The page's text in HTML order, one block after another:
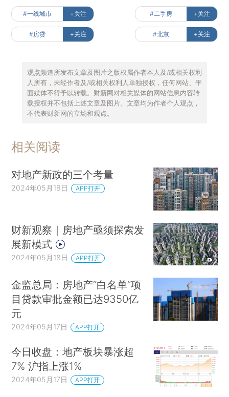
#一线城市 +关注 #二手房 +关注
#房贷 +关注 #北京 +关注
观点频道所发布文章及图片之版权属作者本人及/或相关权利
人所有，未经作者及/或相关权利人单独授权，任何网站、平
面媒体不得予以转载。财新网对相关媒体的网站信息内容转
载授权并不包括上述文章及图片。文章均为作者个人观点，
不代表财新网的立场和观点。
相关阅读
对地产新政的三个考量
2024年05月18日 APP打开
财新观察｜房地产亟须探索发
展新模式
2024年05月18日 APP打开
金监总局：房地产“白名单”项
目贷款审批金额已达9350亿
元
2024年05月17日 APP打开
今日收盘：地产板块暴涨超
7% 沪指上涨1%
2024年05月17日 APP打开